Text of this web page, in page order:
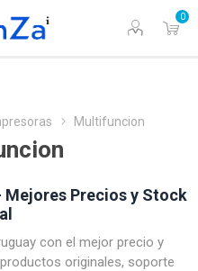
0
Multifuncion
Precios y Stock
con el mejor precio y
originales, soporte